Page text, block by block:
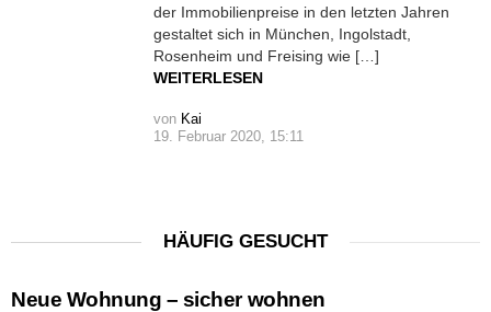
der Immobilienpreise in den letzten Jahren
gestaltet sich in München, Ingolstadt,
Rosenheim und Freising wie […]
WEITERLESEN
von Kai
19. Februar 2020, 15:11
HÄUFIG GESUCHT
Neue Wohnung – sicher wohnen